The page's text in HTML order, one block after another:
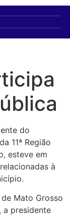
do
11ª Região
esteve em
à
Mato Grosso
a presidente